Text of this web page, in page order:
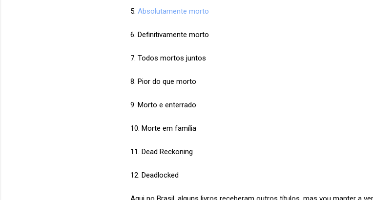
5. Absolutamente morto
6. Definitivamente morto
7. Todos mortos juntos
8. Pior do que morto
9. Morto e enterrado
10. Morte em família
11. Dead Reckoning
12. Deadlocked